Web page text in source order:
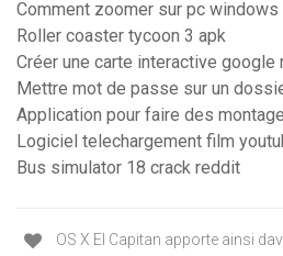
Comment zoomer sur pc windows
Roller coaster tycoon 3 apk
Créer une carte interactive google
Mettre mot de passe sur un
Application pour faire des
Logiciel telechargement film
Bus simulator 18 crack reddit
OS X El Capitan apporte ainsi